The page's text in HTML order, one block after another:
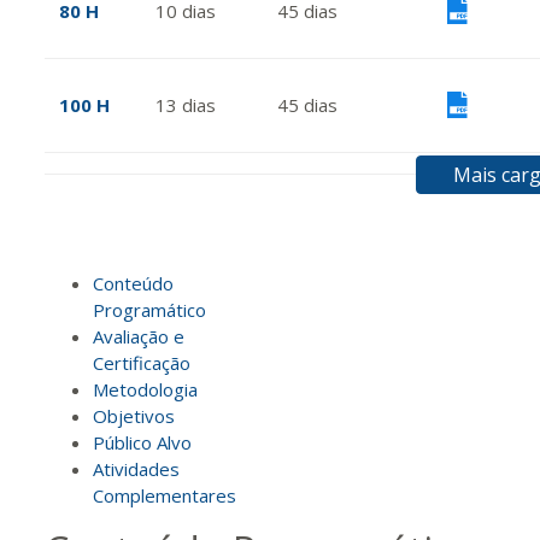
80 H 10 dias 45 dias
100 H 13 dias 45 dias
140 H 18
160 H 20dias
180 H 23dias
Mais
Conteúdo
Programático
Avaliação e
Certificação
Metodologia
Objetivos
Público Alvo
Atividades
Complementares